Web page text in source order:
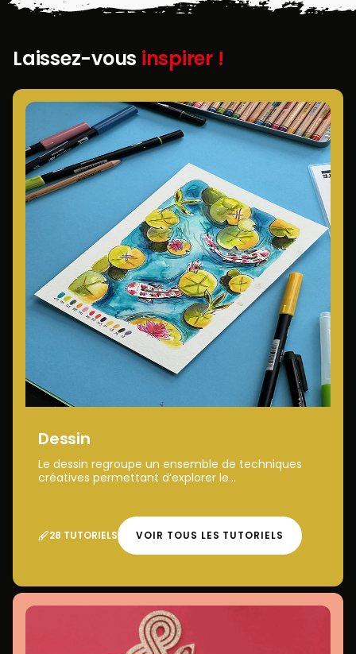
Laissez-vous inspirer !
Dessin
Le dessin regroupe un ensemble de techniques
créatives permettant d’explorer le...
28 TUTORIELS VOIR TOUS LES TUTORIELS